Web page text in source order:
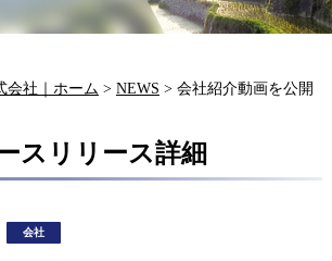
会社｜ホーム > NEWS > 会社紹介動画を公開
スリリース詳細
会社